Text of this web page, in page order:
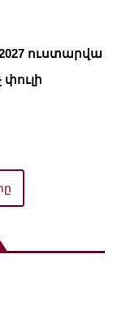
ուստարվա
փուլի